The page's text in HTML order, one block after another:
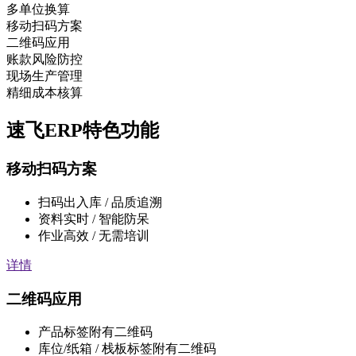
多单位换算
移动扫码方案
二维码应用
账款风险防控
现场生产管理
精细成本核算
速飞ERP特色功能
移动扫码方案
扫码出入库 / 品质追溯
资料实时 / 智能防呆
作业高效 / 无需培训
详情
二维码应用
产品标签附有二维码
库位/纸箱 / 栈板标签附有二维码